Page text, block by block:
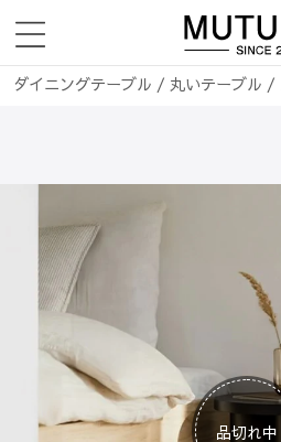
ダイニングテーブル / 丸いテーブル /
品切れ中